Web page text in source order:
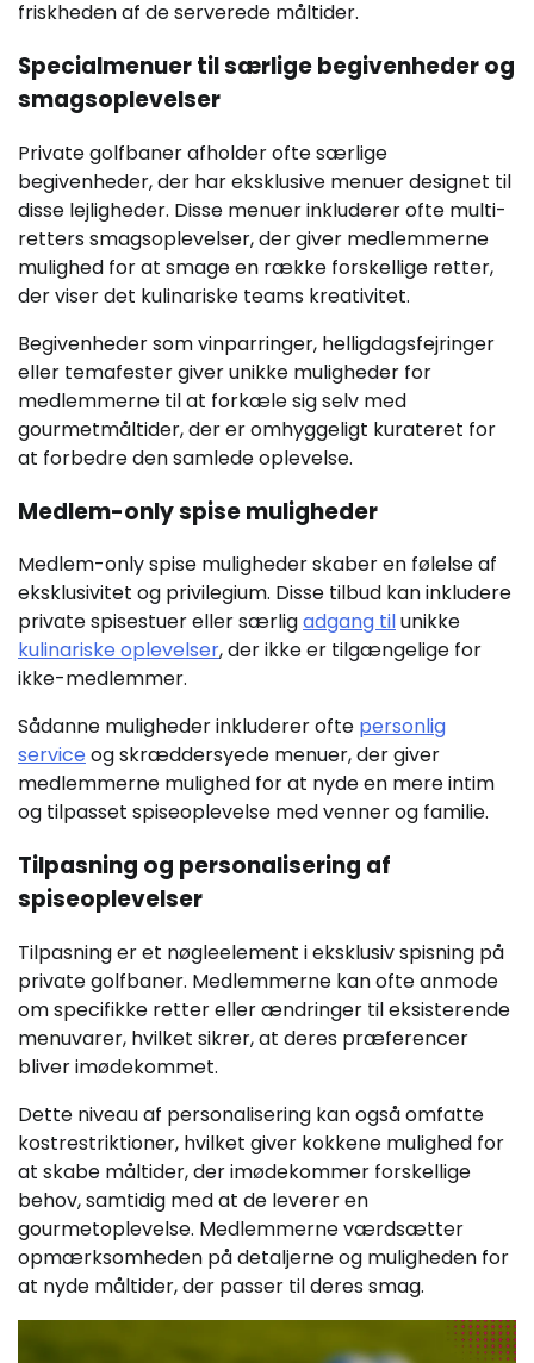
friskheden af de serverede måltider.
Specialmenuer til særlige begivenheder og
smagsoplevelser
Private golfbaner afholder ofte særlige
begivenheder, der har eksklusive menuer designet til
disse lejligheder. Disse menuer inkluderer ofte multi-
retters smagsoplevelser, der giver medlemmerne
mulighed for at smage en række forskellige retter,
der viser det kulinariske teams kreativitet.
Begivenheder som vinparringer, helligdagsfejringer
eller temafester giver unikke muligheder for
medlemmerne til at forkæle sig selv med
gourmetmåltider, der er omhyggeligt kurateret for
at forbedre den samlede oplevelse.
Medlem-only spise muligheder
Medlem-only spise muligheder skaber en følelse af
eksklusivitet og privilegium. Disse tilbud kan inkludere
private spisestuer eller særligadgang tilunikke
kulinariske oplevelser, der ikke er tilgængelige for
ikke-medlemmer.
Sådanne muligheder inkluderer ofte personlig
service og skræddersyede menuer, der giver
medlemmerne mulighed for at nyde en mere intim
og tilpasset spiseoplevelse med venner og familie.
Tilpasning og personalisering af
spiseoplevelser
Tilpasning er et nøgleelement i eksklusiv spisning på
private golfbaner. Medlemmerne kan ofte anmode
om specifikke retter eller ændringer til eksisterende
menuvarer, hvilket sikrer, at deres præferencer
bliver imødekommet.
Dette niveau af personalisering kan også omfatte
kostrestriktioner, hvilket giver kokkene mulighed for
at skabe måltider, der imødekommer forskellige
behov, samtidig med at de leverer en
gourmetoplevelse. Medlemmerne værdsætter
opmærksomheden på detaljerne og muligheden for
at nyde måltider, der passer til deres smag.